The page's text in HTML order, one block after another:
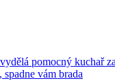
pomocný kuchař
vám brada